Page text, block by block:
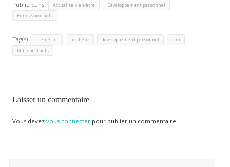
Publié dans Actualité bien-être Développement personnel
Films spirituels
Tag(s) bien-être. bonheur développement personnel film
film spirituels
Laisser un commentaire
Vous devez vous connecterpour publier un commentaire.